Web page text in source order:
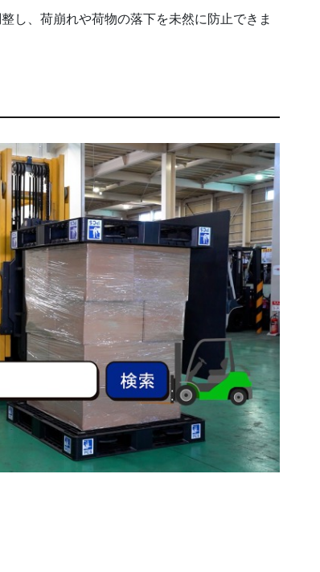
し、荷崩れや荷物の落下を未然に防止できま